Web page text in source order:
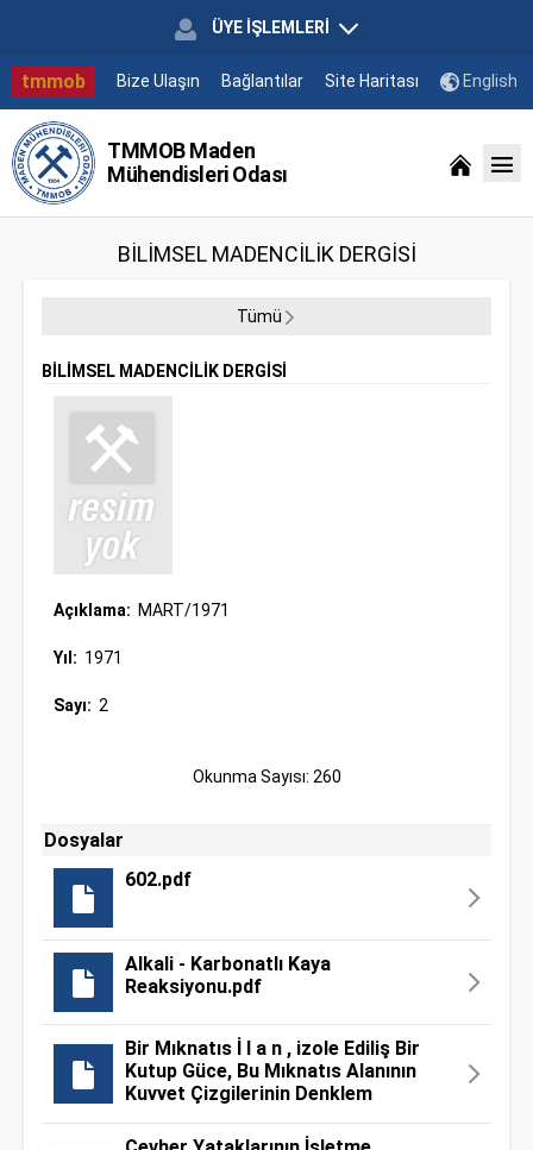
ÜYE İŞLEMLERİ
tmmob Bize Ulaşın Bağlantılar Site Haritası English
TMMOB Maden
Mühendisleri Odası
BİLİMSEL MADENCİLİK DERGİSİ
Tümü
BİLİMSEL MADENCİLİK DERGİSİ
Açıklama: MART/1971
Yıl: 1971
Sayı: 2
Okunma Sayısı: 260
Dosyalar
602.pdf
Alkali - Karbonatlı Kaya
Reaksiyonu.pdf
Bir Mıknatıs İ l a n , izole Ediliş Bir
Kutup Güce, Bu Mıknatıs Alanının
Kuvvet Çizgilerinin Denklem